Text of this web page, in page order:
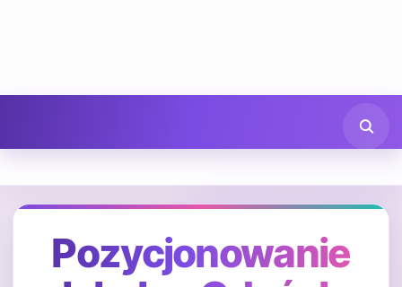
Pozycjonowanie